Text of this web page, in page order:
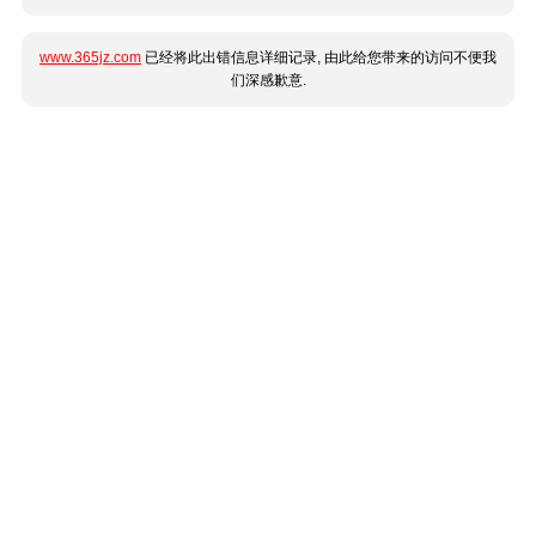
www.365jz.com 已经将此出错信息详细记录, 由此给您带来的访问不便我
们深感歉意.